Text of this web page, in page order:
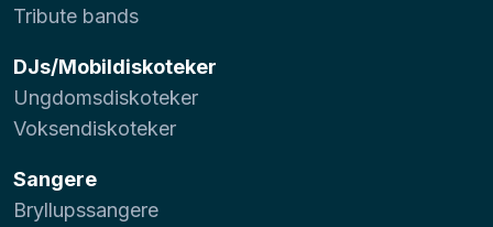
Tribute bands
DJs/Mobildiskoteker
Ungdomsdiskoteker
Voksendiskoteker
Sangere
Bryllupssangere